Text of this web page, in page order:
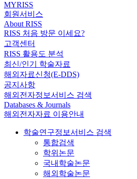
MYRISS
회원서비스
About RISS
RISS 처음 방문 이세요?
고객센터
RISS 활용도 분석
최신/인기 학술자료
해외자료신청(E-DDS)
공지사항
해외전자정보서비스 검색
Databases & Journals
해외전자자료 이용안내
학술연구정보서비스 검색
통합검색
학위논문
국내학술논문
해외학술논문